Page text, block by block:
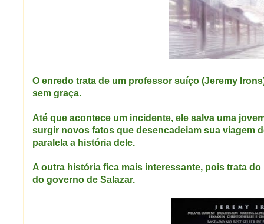
O enredo trata de um professor suíço (Jeremy
sem graça.
Até que acontece um incidente, ele salva uma
surgir novos fatos que desencadeiam sua viagem
paralela a história dele.
A outra história fica mais interessante, pois trata
do governo de Salazar.